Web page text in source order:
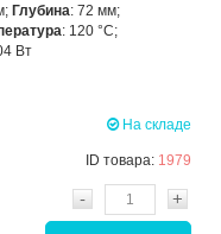
Глубина: 72 мм;
: 120 °C;
Вт
На складе
ID товара: 1979
- +